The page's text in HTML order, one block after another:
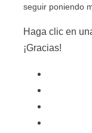
seguir poniendo
Haga clic en
¡Gracias!